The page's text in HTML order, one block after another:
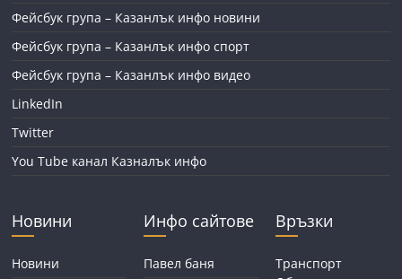
Фейсбук група – Казанлък инфо новини
Фейсбук група – Казанлък инфо спорт
Фейсбук група – Казанлък инфо видео
LinkedIn
Twitter
You Tube канал Казналък инфо
Новини
Новини
Инфо сайтове
Павел баня
Връзки
Транспорт